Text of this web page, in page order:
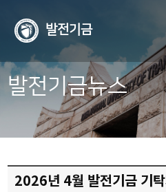
발전기금
발전기금뉴스
2026년 4월 발전기금 기